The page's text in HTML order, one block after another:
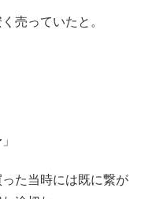
売っていたと。
た当時には既に繋が